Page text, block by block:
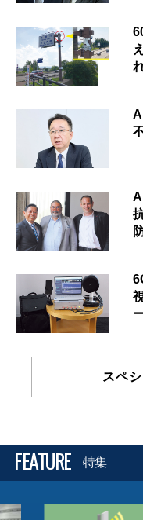
スペ
FEATURE 特集